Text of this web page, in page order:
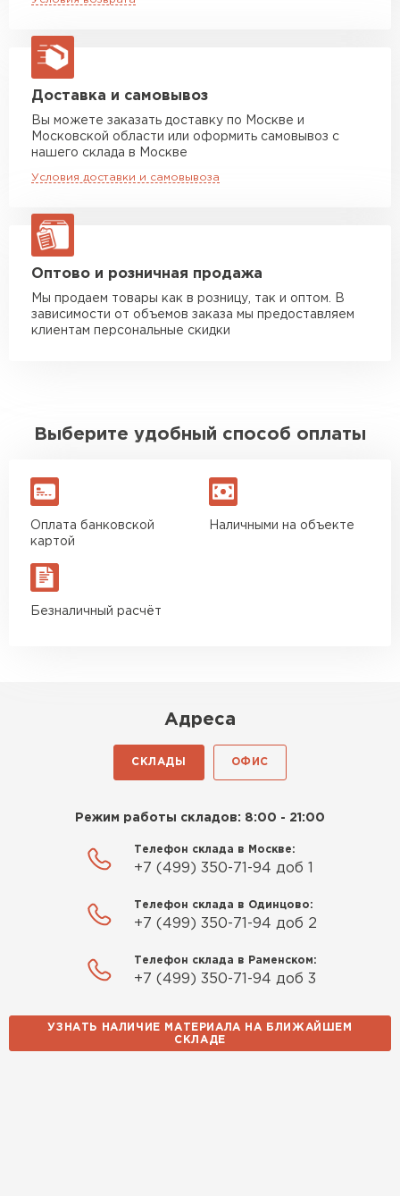
профилированный лист отличается
отменными эстетическими характеристиками.
Не подвержен коррозии благодаря
декоративно-защитному слою Полиэстер.
Не выцветает, даже если подвергается
воздействию солнечных лучей.
макс. длина груза 13,5 м
Манипулятор до 5 тн
макс. длина груза 6 м
Манипулятор до 10 тн
макс. длина груза 8 м
Манипулятор до 20 тн
Доставка и самовывоз
Вы можете заказать доставку по Москве и
Московской области или оформить самовывоз с
нашего склада в Москве
Условия доставки и самовывоза
Оптово и розничная продажа
Мы продаем товары как в розницу, так и оптом. В
зависимости от объемов заказа мы предоставляем
клиентам персональные скидки
Выберите удобный способ оплаты
Оплата банковской
картой
Наличными на объекте
Безналичный расчёт
Адреса
СКЛАДЫ ОФИС
Режим работы складов: 8:00 - 21:00
Телефон склада в Москве:
+7 (499) 350-71-94 доб 1
Телефон склада в Одинцово:
+7 (499) 350-71-94 доб 2
Телефон склада в Раменском:
+7 (499) 350-71-94 доб 3
УЗНАТЬ НАЛИЧИЕ МАТЕРИАЛА НА БЛИЖАЙШЕМ
СКЛАДЕ